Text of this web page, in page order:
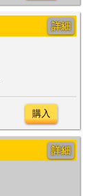
詳細
購入
詳細